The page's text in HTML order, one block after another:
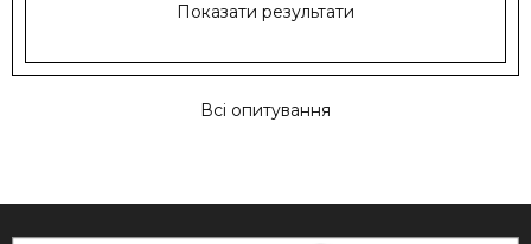
Показати результати
Всі опитування